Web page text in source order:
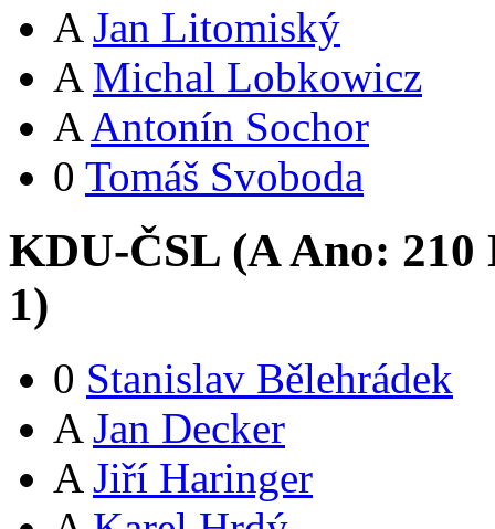
A Jan Litomiský
A Michal Lobkowicz
A Antonín Sochor
0 Tomáš Svoboda
KDU-ČSL (AAno: 210
1)
0 Stanislav Bělehrádek
A Jan Decker
A Jiří Haringer